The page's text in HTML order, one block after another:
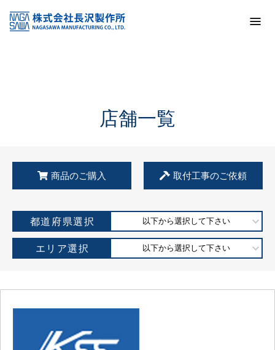
KSS加盟店・取扱店情報
店舗一覧
店舗一覧
商品のご購入 取付工事のご依頼
都道府県選択 以下から選択して下さい
エリア選択 以下から選択して下さい